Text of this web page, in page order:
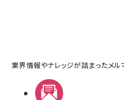
業界情報やナレッジが詰まったメル